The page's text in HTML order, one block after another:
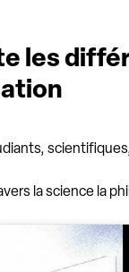
les
la science la